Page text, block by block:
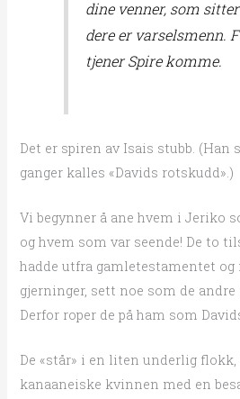
dine venner, som
dere er varselsmenn.
tjener Spire komme.
Det er spiren av Isais stubb. (Han
ganger kalles «Davids rotskudd».)
Vi begynner å ane hvem i Jeriko
og hvem som var seende! De to
hadde utfra gamletestamentet
gjerninger, sett noe som de
Derfor roper de på ham som
De «står» i en liten underlig
kanaaneiske kvinnen med en